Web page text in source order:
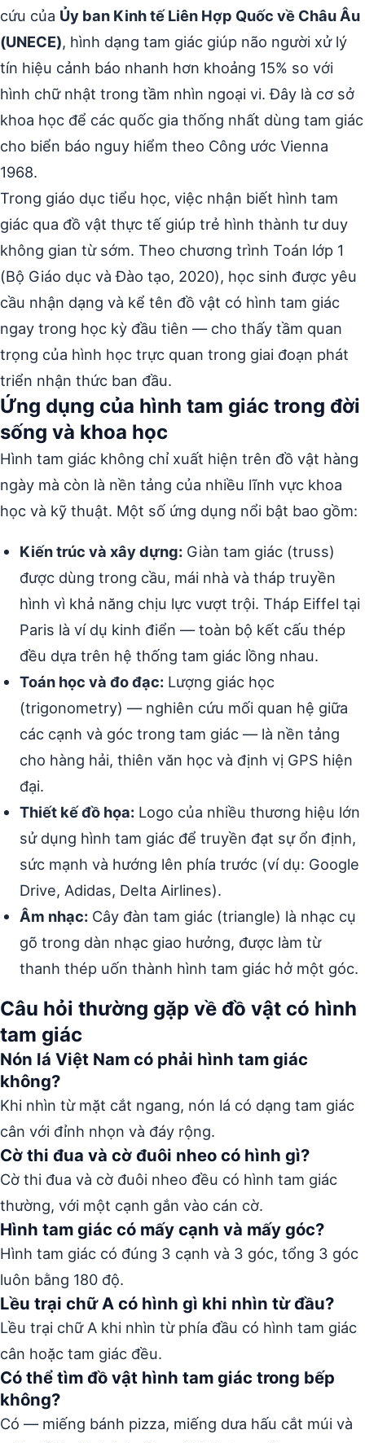
cứu của Ủy ban Kinh tế Liên Hợp Quốc về Châu Âu
(UNECE), hình dạng tam giác giúp não người xử lý
tín hiệu cảnh báo nhanh hơn khoảng 15% so với
hình chữ nhật trong tầm nhìn ngoại vi. Đây là cơ sở
khoa học để các quốc gia thống nhất dùng tam giác
cho biển báo nguy hiểm theo Công ước Vienna
1968.
Trong giáo dục tiểu học, việc nhận biết hình tam
giác qua đồ vật thực tế giúp trẻ hình thành tư duy
không gian từ sớm. Theo chương trình Toán lớp 1
(Bộ Giáo dục và Đào tạo, 2020), học sinh được yêu
cầu nhận dạng và kể tên đồ vật có hình tam giác
ngay trong học kỳ đầu tiên — cho thấy tầm quan
trọng của hình học trực quan trong giai đoạn phát
triển nhận thức ban đầu.
Ứng dụng của hình tam giác trong đời
sống và khoa học
Hình tam giác không chỉ xuất hiện trên đồ vật hàng
ngày mà còn là nền tảng của nhiều lĩnh vực khoa
học và kỹ thuật. Một số ứng dụng nổi bật bao gồm:
Kiến trúc và xây dựng: Giàn tam giác (truss)
được dùng trong cầu, mái nhà và tháp truyền
hình vì khả năng chịu lực vượt trội. Tháp Eiffel tại
Paris là ví dụ kinh điển — toàn bộ kết cấu thép
đều dựa trên hệ thống tam giác lồng nhau.
Toán học và đo đạc: Lượng giác học
(trigonometry) — nghiên cứu mối quan hệ giữa
các cạnh và góc trong tam giác — là nền tảng
cho hàng hải, thiên văn học và định vị GPS hiện
đại.
Thiết kế đồ họa: Logo của nhiều thương hiệu lớn
sử dụng hình tam giác để truyền đạt sự ổn định,
sức mạnh và hướng lên phía trước (ví dụ: Google
Drive, Adidas, Delta Airlines).
Âm nhạc: Cây đàn tam giác (triangle) là nhạc cụ
gõ trong dàn nhạc giao hưởng, được làm từ
thanh thép uốn thành hình tam giác hở một góc.
Câu hỏi thường gặp về đồ vật có hình
tam giác
Nón lá Việt Nam có phải hình tam giác
không?
Khi nhìn từ mặt cắt ngang, nón lá có dạng tam giác
cân với đỉnh nhọn và đáy rộng.
Cờ thi đua và cờ đuôi nheo có hình gì?
Cờ thi đua và cờ đuôi nheo đều có hình tam giác
thường, với một cạnh gắn vào cán cờ.
Hình tam giác có mấy cạnh và mấy góc?
Hình tam giác có đúng 3 cạnh và 3 góc, tổng 3 góc
luôn bằng 180 độ.
Lều trại chữ A có hình gì khi nhìn từ đầu?
Lều trại chữ A khi nhìn từ phía đầu có hình tam giác
cân hoặc tam giác đều.
Có thể tìm đồ vật hình tam giác trong bếp
không?
Có — miếng bánh pizza, miếng dưa hấu cắt múi và